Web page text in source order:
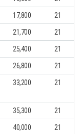
17,800 21
21,700 21
25,400 21
26,800 21
33,200 21
35,300 21
40,000 21